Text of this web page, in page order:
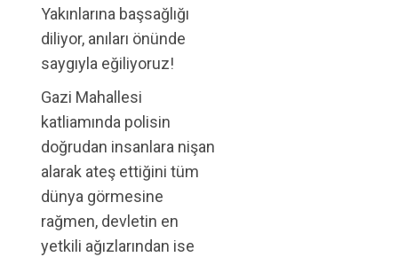
Yakınlarına başsağlığı
diliyor, anıları önünde
saygıyla eğiliyoruz!
Gazi Mahallesi
katliamında polisin
doğrudan insanlara nişan
alarak ateş ettiğini tüm
dünya görmesine
rağmen, devletin en
yetkili ağızlarından ise